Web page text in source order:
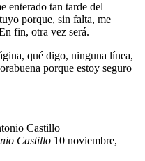
enterado tan tarde del
porque, sin falta, me
fin, otra vez será.
qué digo, ninguna línea,
porque estoy seguro
Castillo 10 noviembre,